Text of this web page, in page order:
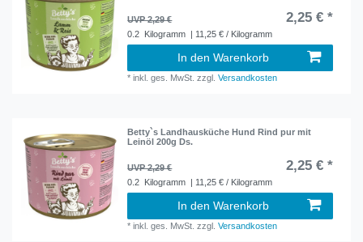
UVP 2,29 € 2,25 € *
0.2 Kilogramm | 11,25 € / Kilogramm
In den Warenkorb
*inkl. ges. MwSt. zzgl.Versandkosten
Betty`s Landhausküche Hund Rind pur mit
Leinöl 200g Ds.
UVP 2,29 € 2,25 € *
0.2 Kilogramm | 11,25 € / Kilogramm
In den Warenkorb
*inkl. ges. MwSt. zzgl.Versandkosten